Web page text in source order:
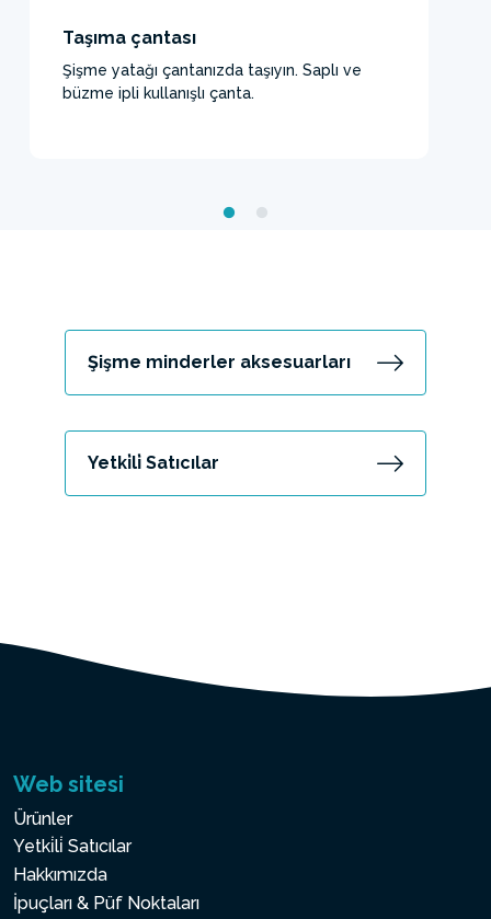
Taşıma çantası
Şişme yatağı çantanızda taşıyın. Saplı ve
büzme ipli kullanışlı çanta.
Şişme minderler aksesuarları
Yetki̇li̇ Satıcılar
Web sitesi
Ürünler
Yetki̇li̇ Satıcılar
Hakkımızda
İpuçları & Püf Noktaları